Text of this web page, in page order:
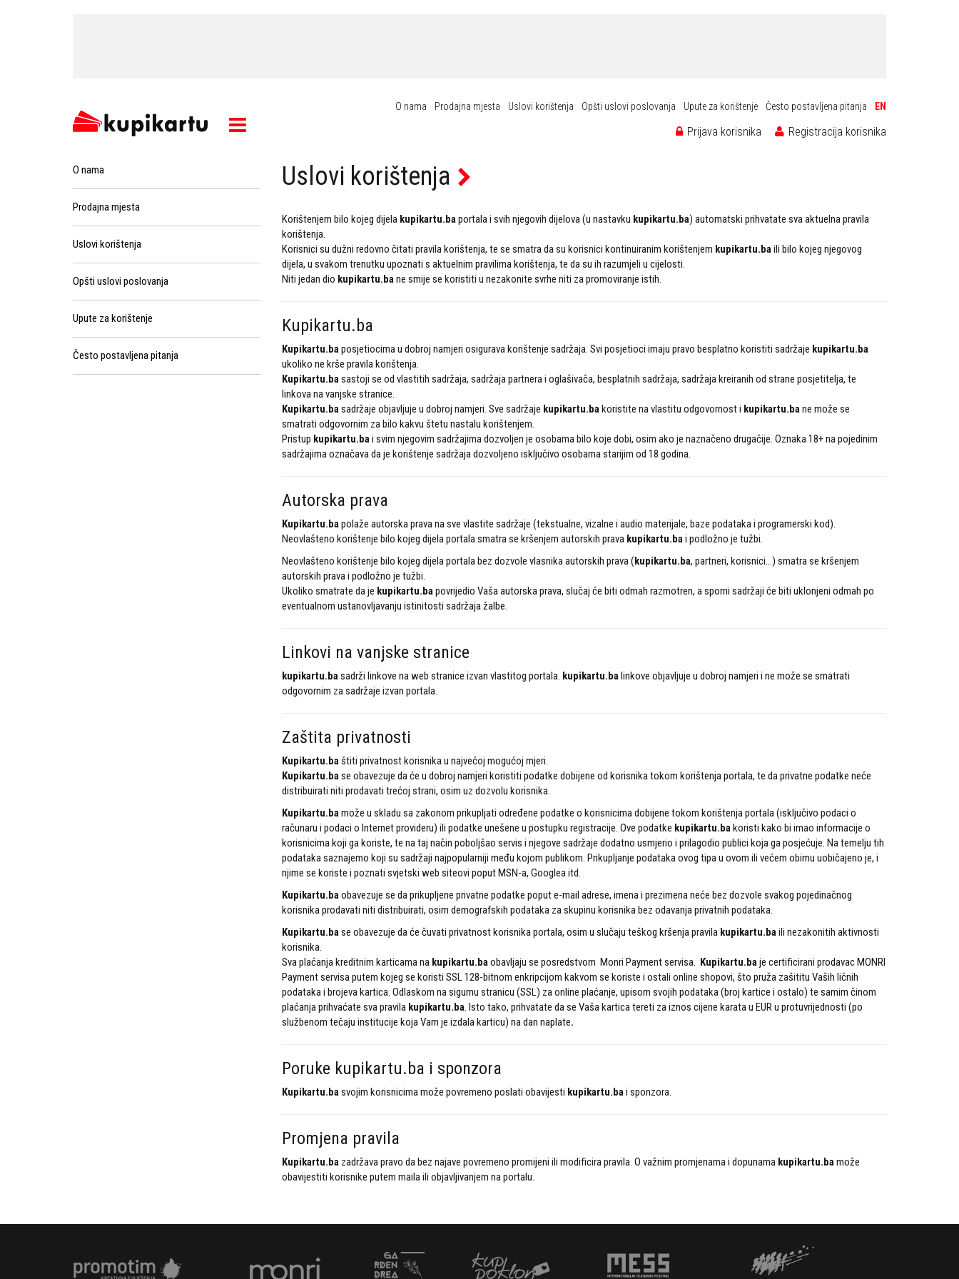
O nama Prodajna mjesta Uslovi korištenja Opšti uslovi poslovanja Upute za korištenje Često postavljena pitanja EN
Prijava korisnika Registracija korisnika
O nama
Prodajna mjesta
Uslovi korištenja
Opšti uslovi poslovanja
Upute za korištenje
Često postavljena pitanja
Uslovi korištenja
Korištenjem bilo kojeg dijela kupikartu.baportala i svih njegovih dijelova (u nastavku kupikartu.ba) automatski prihvatate sva aktuelna pravila
korištenja.
Korisnici su dužni redovno čitati pravila korištenja, te se smatra da su korisnici kontinuiranim korištenjem kupikartu.baili bilo kojeg njegovog
dijela, u svakom trenutku upoznati s aktuelnim pravilima korištenja, te da su ih razumjeli u cijelosti.
Niti jedan dio kupikartu.bane smije se koristiti u nezakonite svrhe niti za promoviranje istih.
Kupikartu.ba
Kupikartu.baposjetiocima u dobroj namjeri osigurava korištenje sadržaja. Svi posjetioci imaju pravo besplatno koristiti sadržaje kupikartu.ba
ukoliko ne krše pravila korištenja.
Kupikartu.basastoji se od vlastitih sadržaja, sadržaja partnera i oglašivača, besplatnih sadržaja, sadržaja kreiranih od strane posjetitelja, te
linkova na vanjske stranice.
Kupikartu.basadržaje objavljuje u dobroj namjeri. Sve sadržaje kupikartu.bakoristite na vlastitu odgovornost i kupikartu.bane može se
smatrati odgovornim za bilo kakvu štetu nastalu korištenjem.
Pristup kupikartu.bai svim njegovim sadržajima dozvoljen je osobama bilo koje dobi, osim ako je naznačeno drugačije. Oznaka 18+ na pojedinim
sadržajima označava da je korištenje sadržaja dozvoljeno isključivo osobama starijim od 18 godina.
Autorska prava
Kupikartu.bapolaže autorska prava na sve vlastite sadržaje (tekstualne, vizalne i audio materijale, baze podataka i programerski kod).
Neovlašteno korištenje bilo kojeg dijela portala smatra se kršenjem autorskih prava kupikartu.bai podložno je tužbi.
Neovlašteno korištenje bilo kojeg dijela portala bez dozvole vlasnika autorskih prava (kupikartu.ba, partneri, korisnici...) smatra se kršenjem
autorskih prava i podložno je tužbi.
Ukoliko smatrate da je kupikartu.bapovrijedio Vaša autorska prava, slučaj će biti odmah razmotren, a sporni sadržaji će biti uklonjeni odmah po
eventualnom ustanovljavanju istinitosti sadržaja žalbe.
Linkovi na vanjske stranice
kupikartu.basadrži linkove na web stranice izvan vlastitog portala. kupikartu.balinkove objavljuje u dobroj namjeri i ne može se smatrati
odgovornim za sadržaje izvan portala.
Zaštita privatnosti
Kupikartu.baštiti privatnost korisnika u najvećoj mogućoj mjeri.
Kupikartu.base obavezuje da će u dobroj namjeri koristiti podatke dobijene od korisnika tokom korištenja portala, te da privatne podatke neće
distribuirati niti prodavati trećoj strani, osim uz dozvolu korisnika.
Kupikartu.bamože u skladu sa zakonom prikupljati određene podatke o korisnicima dobijene tokom korištenja portala (isključivo podaci o
računaru i podaci o Internet provideru) ili podatke unešene u postupku registracije. Ove podatke kupikartu.bakoristi kako bi imao informacije o
korisnicima koji ga koriste, te na taj način poboljšao servis i njegove sadržaje dodatno usmjerio i prilagodio publici koja ga posjećuje. Na temelju tih
podataka saznajemo koji su sadržaji najpopularniji među kojom publikom. Prikupljanje podataka ovog tipa u ovom ili većem obimu uobičajeno je, i
njime se koriste i poznati svjetski web siteovi poput MSN-a, Googlea itd.
Kupikartu.baobavezuje se da prikupljene privatne podatke poput e-mail adrese, imena i prezimena neće bez dozvole svakog pojedinačnog
korisnika prodavati niti distribuirati, osim demografskih podataka za skupinu korisnika bez odavanja privatnih podataka.
Kupikartu.base obavezuje da će čuvati privatnost korisnika portala, osim u slučaju teškog kršenja pravila kupikartu.baili nezakonitih aktivnosti
korisnika.
Sva plaćanja kreditnim karticama na kupikartu.baobavljaju se posredstvom Monri Payment servisa. Kupikartu.baje certificirani prodavac MONRI
Payment servisa putem kojeg se koristi SSL 128-bitnom enkripcijom kakvom se koriste i ostali online shopovi, što pruža zašititu Vaših ličnih
podataka i brojeva kartica. Odlaskom na sigurnu stranicu (SSL) za online plaćanje, upisom svojih podataka (broj kartice i ostalo) te samim činom
plaćanja prihvaćate sva pravila kupikartu.ba. Isto tako, prihvatate da se Vaša kartica tereti za iznos cijene karata u EUR u protuvrijednosti (po
službenom tečaju institucije koja Vam je izdala karticu) na dan naplate.
Poruke kupikartu.ba i sponzora
Kupikartu.basvojim korisnicima može povremeno poslati obavijesti kupikartu.bai sponzora.
Promjena pravila
Kupikartu.bazadržava pravo da bez najave povremeno promijeni ili modificira pravila. O važnim promjenama i dopunama kupikartu.bamože
obavijestiti korisnike putem maila ili objavljivanjem na portalu.